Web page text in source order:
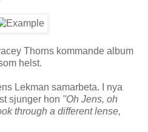
Thorns kommande album
helst.
Lekman samarbeta. I nya
sjunger hon "Oh Jens, oh
through a different lense,